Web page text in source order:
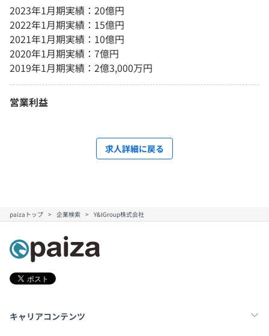
2023年1月期実績：20億円
2022年1月期実績：15億円
2021年1月期実績：10億円
2020年1月期実績：7億円
2019年1月期実績：2億3,000万円
営業利益
求人詳細に戻る
paizaトップ 企業検索 Y&IGroup株式会社
キャリアコンテンツ